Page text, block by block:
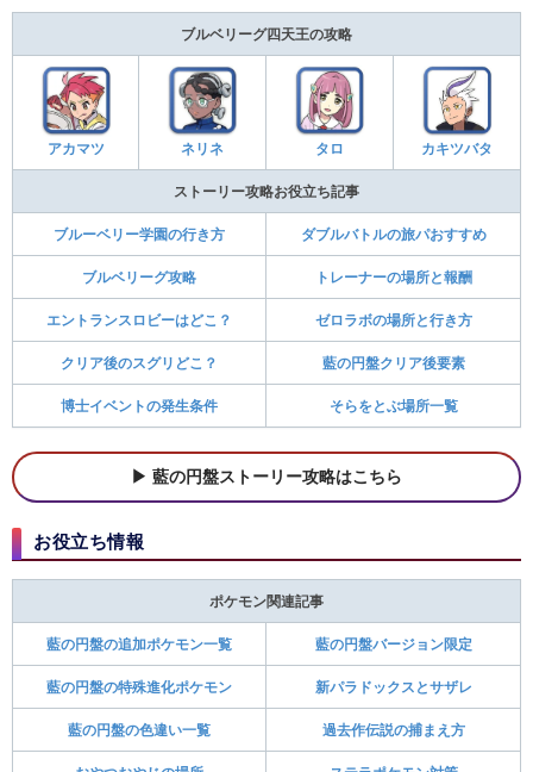
ブルベリーグ四天王の攻略
アカマツ ネリネ タロ カキツバタ
ストーリー攻略お役立ち記事
ブルーベリー学園の行き方 ダブルバトルの旅パおすすめ
ブルベリーグ攻略 トレーナーの場所と報酬
エントランスロビーはどこ？ ゼロラボの場所と行き方
クリア後のスグリどこ？ 藍の円盤クリア後要素
博士イベントの発生条件 そらをとぶ場所一覧
藍の円盤ストーリー攻略はこちら
お役立ち情報
ポケモン関連記事
藍の円盤の追加ポケモン一覧 藍の円盤バージョン限定
藍の円盤の特殊進化ポケモン 新パラドックスとサザレ
藍の円盤の色違い一覧 過去作伝説の捕まえ方